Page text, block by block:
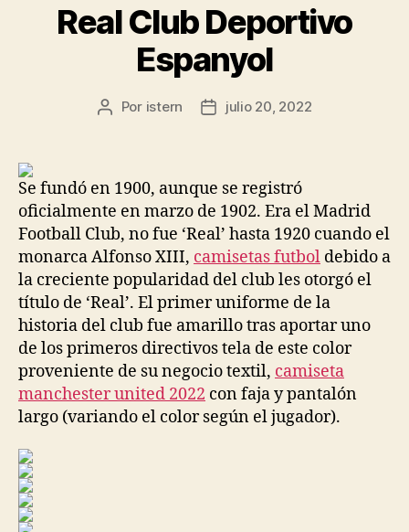
Real Club Deportivo
Espanyol
Autor
Por istern
Fechajulio 20, 2022
Se fundó en 1900, aunque se registró
oficialmente en marzo de 1902. Era el Madrid
Football Club, no fue ‘Real’ hasta 1920 cuando el
monarca Alfonso XIII, camisetas futbol debido a
la creciente popularidad del club les otorgó el
título de ‘Real’. El primer uniforme de la
historia del club fue amarillo tras aportar uno
de los primeros directivos tela de este color
proveniente de su negocio textil, camiseta
manchester united 2022 con faja y pantalón
largo (variando el color según el jugador).